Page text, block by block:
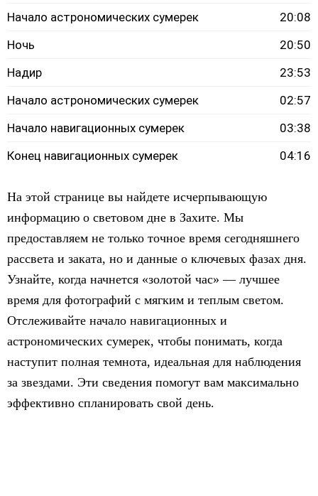
Начало астрономических сумерек
20:08
Ночь
20:50
Надир
23:53
Начало астрономических сумерек
02:57
Начало навигационных сумерек
03:38
Конец навигационных сумерек
04:16
На этой странице вы найдете исчерпывающую
информацию о световом дне в Захите. Мы
предоставляем не только точное время сегодняшнего
рассвета и заката, но и данные о ключевых фазах дня.
Узнайте, когда начнется «золотой час» — лучшее
время для фотографий с мягким и теплым светом.
Отслеживайте начало навигационных и
астрономических сумерек, чтобы понимать, когда
наступит полная темнота, идеальная для наблюдения
за звездами. Эти сведения помогут вам максимально
эффективно спланировать свой день.